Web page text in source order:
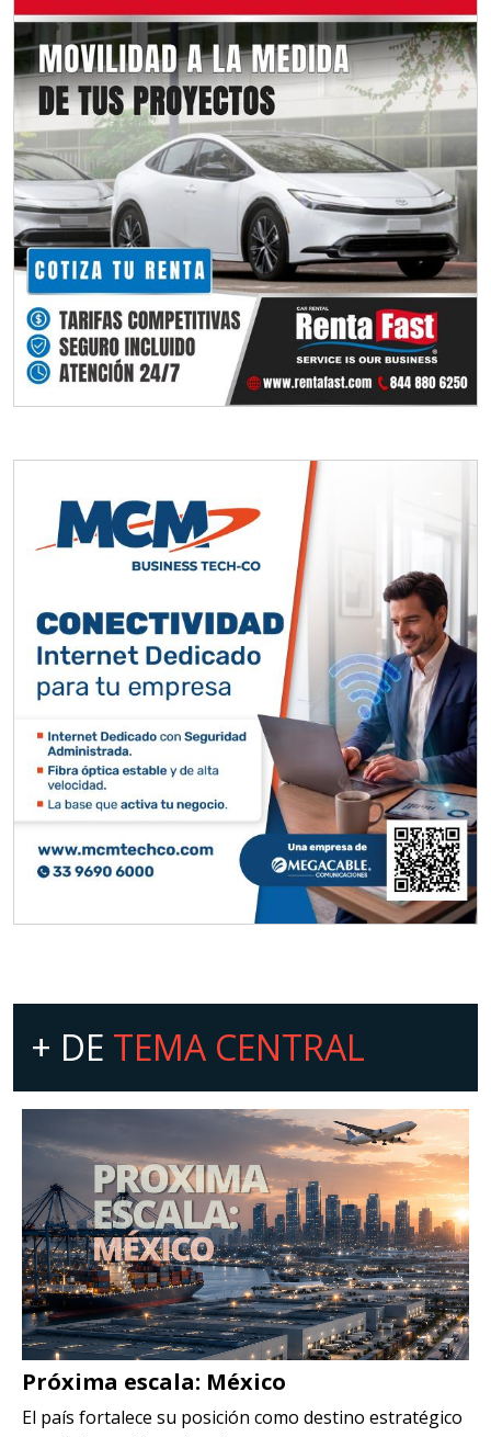
+ DE TEMA CENTRAL
Próxima escala: México
El país fortalece su posición como destino estratégico